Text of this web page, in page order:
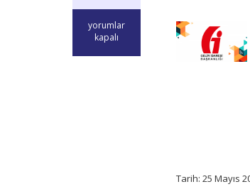
531
Sıra
yorumlar
kapalı
Tarih: 25 Mayıs